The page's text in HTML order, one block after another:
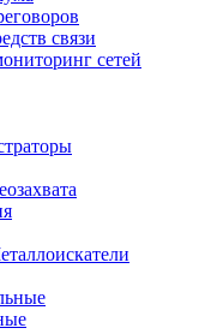
связи
сетей